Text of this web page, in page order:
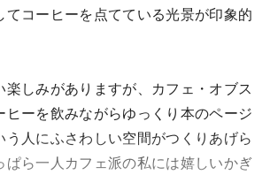
てコーヒーを点てている光景が印象的
楽しみがありますが、カフェ・オブス
ヒーを飲みながらゆっくり本のページ
う人にふさわしい空間がつくりあげら
ぱら一人カフェ派の私には嬉しいかぎ